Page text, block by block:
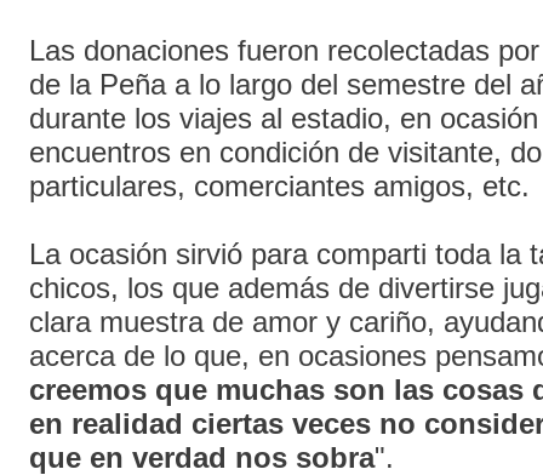
Las donaciones fueron recolectadas
de la Peña a lo largo del semestre del
durante los viajes al estadio, en
encuentros en condición de visitante,
particulares, comerciantes amigos, etc.
La ocasión sirvió para comparti toda la
chicos, los que además de divertirse
clara muestra de amor y cariño,
acerca de lo que, en ocasiones
creemos que muchas son las cosas
en realidad ciertas veces no
que en verdad nos sobra".